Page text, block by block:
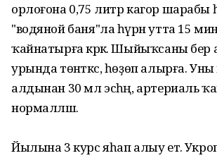
орлоғона 0,75 литр кагор шарабы
"водяной баня"ла һүрән утта 15
ҡайнатырға кәрәк. Шыйыҡсаны бер
урында төнәткәс, һөҙөп алырға.
алдынан 30 мл эсһәң, артериаль
нормалләшә.
Йылына 3 курс яһап алыу етә.